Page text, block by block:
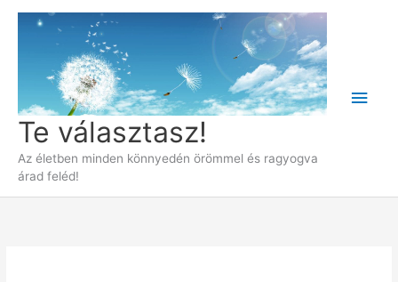
Skip
Te választasz!
Az életben minden könnyedén örömmel és ragyogva
árad feléd!
Main